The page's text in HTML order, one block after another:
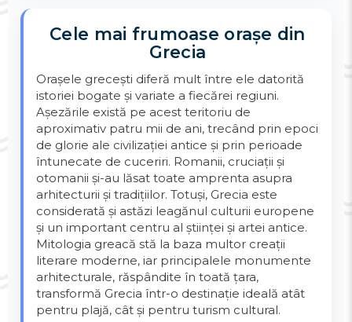
Cele mai frumoase orașe din
Grecia
Orașele grecești diferă mult între ele datorită
istoriei bogate și variate a fiecărei regiuni.
Așezările există pe acest teritoriu de
aproximativ patru mii de ani, trecând prin epoci
de glorie ale civilizației antice și prin perioade
întunecate de cuceriri. Romanii, cruciații și
otomanii și-au lăsat toate amprenta asupra
arhitecturii și tradițiilor. Totuși, Grecia este
considerată și astăzi leagănul culturii europene
și un important centru al științei și artei antice.
Mitologia greacă stă la baza multor creații
literare moderne, iar principalele monumente
arhitecturale, răspândite în toată țara,
transformă Grecia într-o destinație ideală atât
pentru plajă, cât și pentru turism cultural.